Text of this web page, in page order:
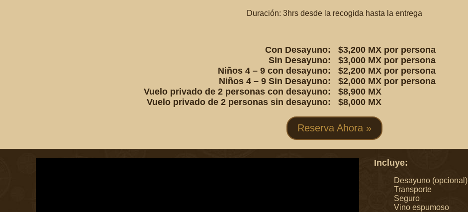
Duración: 3hrs desde la recogida hasta la entrega
Con Desayuno:
Sin Desayuno:
Niños 4 – 9 con desayuno:
Niños 4 – 9 Sin Desayuno:
Vuelo privado de 2 personas con desayuno:
Vuelo privado de 2 personas sin desayuno:
$3,200 MX por persona
$3,000 MX por persona
$2,200 MX por persona
$2,000 MX por persona
$8,900 MX
$8,000 MX
Reserva Ahora »
Incluye:
Desayuno (opcional)
Transporte
Seguro
Vino espumoso